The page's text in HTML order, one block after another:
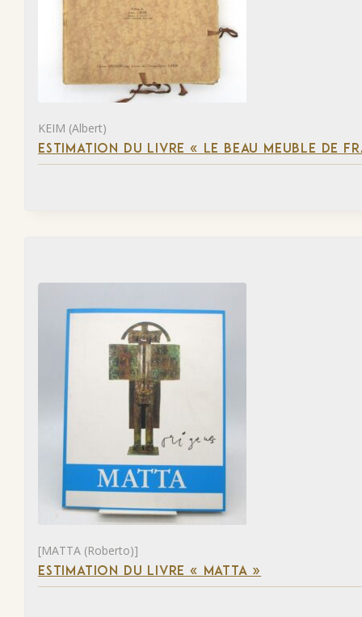
KEIM (Albert)
ESTIMATION DU LIVRE « LE BEAU MEUBLE DE
[MATTA (Roberto)]
ESTIMATION DU LIVRE « MATTA »